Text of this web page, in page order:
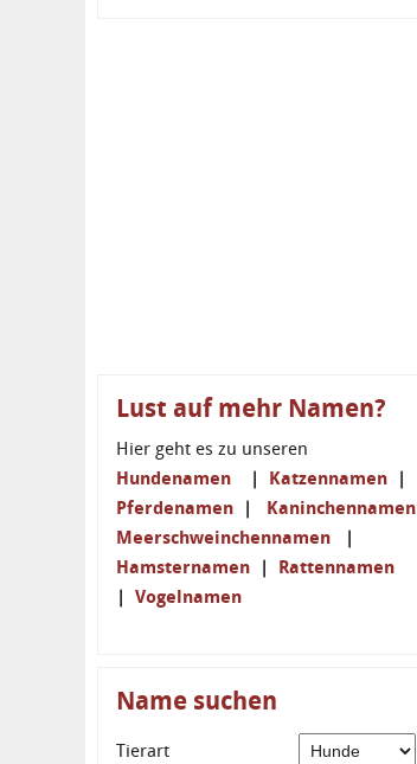
Lust auf mehr Namen?
Hier geht es zu unseren
Hundenamen | Katzennamen |
Pferdenamen | Kaninchennamen
Meerschweinchennamen |
Hamsternamen | Rattennamen
| Vogelnamen
Name suchen
Tierart